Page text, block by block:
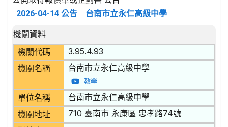
2026-04-14 公告 台南市立永仁高級中學
招標公告詳細內容
機關資料
機關代碼
3.95.4.93
機關名稱 台南市立永仁高級中學
教學
單位名稱 台南市立永仁高級中學
機關地址 710 臺南市 永康區 忠孝路74號